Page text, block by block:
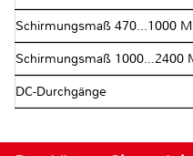
Schirmungsmaß 470...1000
Schirmungsmaß 1000...2400
DC-Durchgänge